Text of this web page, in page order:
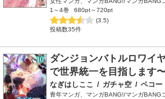
1～4巻
680pt～720pt
(3.5)
投稿数35件
ダンジョンバトルロワイ
で世界統一を目指します
なぎはしここ / ガチャ空 / ペコー
青年マンガ、マンガBANG!/マンガBANG